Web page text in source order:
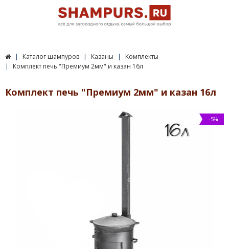
Каталог шампуров Казаны
Комплекты
Комплект печь "Премиум 2мм" и казан 16л
Комплект печь "Премиум 2мм" и казан 16л
-5%